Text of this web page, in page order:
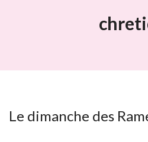
Le dimanche des